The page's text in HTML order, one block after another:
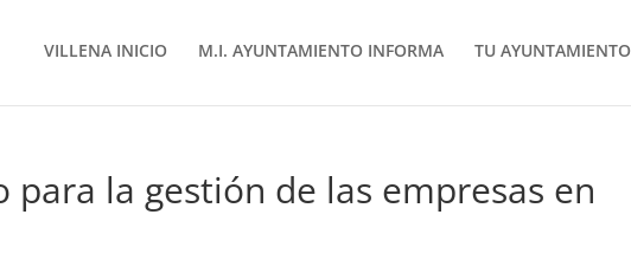
VILLENA INICIO M.I. AYUNTAMIENTO INFORMA TU AYUNTAMIENTO
para la gestión de las empresas en